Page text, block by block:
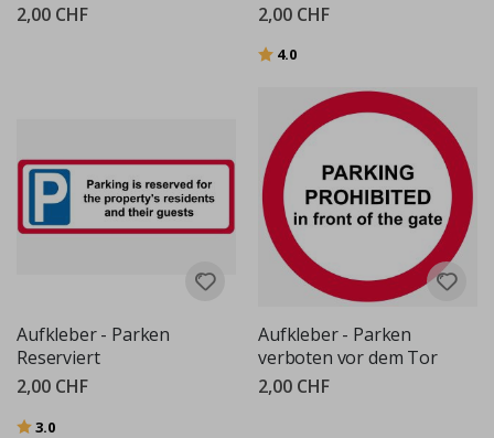
2,00 CHF
2,00 CHF
Bewertung:
4.0
Aufkleber - Parken
Reserviert
2,00 CHF
Bewertung:
3.0
Aufkleber - Parken
verboten vor dem Tor
2,00 CHF